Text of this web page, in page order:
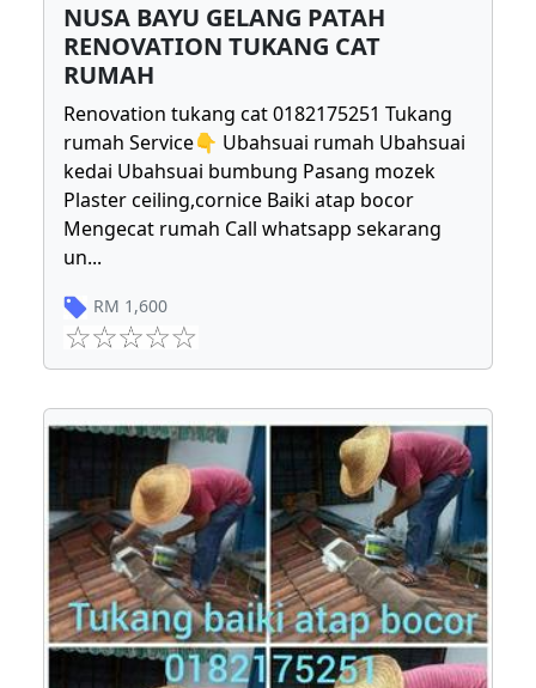
NUSA BAYU GELANG PATAH
RENOVATION TUKANG CAT
RUMAH
Renovation tukang cat 0182175251 Tukang
rumah Service👇 Ubahsuai rumah Ubahsuai
kedai Ubahsuai bumbung Pasang mozek
Plaster ceiling,cornice Baiki atap bocor
Mengecat rumah Call whatsapp sekarang
un...
RM 1,600